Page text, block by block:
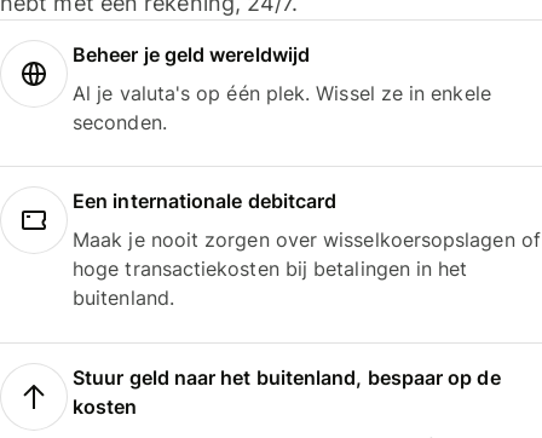
Beheer je geld wereldwijd
Al je valuta's op één plek. Wissel ze in enkele
seconden.
Een internationale debitcard
Maak je nooit zorgen over wisselkoersopslagen of
hoge transactiekosten bij betalingen in het
buitenland.
Stuur geld naar het buitenland, bespaar op de
kosten